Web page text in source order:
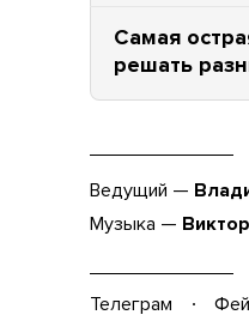
Самая
решать
Ведущий —
Музыка —
Телеграм